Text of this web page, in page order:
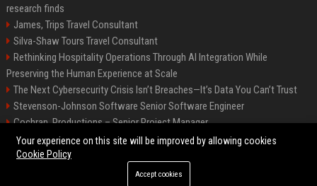
research finds
James, Trips Travel Consultant
Silva-Shaw Tours Travel Consultant
Rethinking Hospitality Operations Through AI Integration While
Preserving the Human Experience at Scale
The Next Cybersecurity Crisis Isn’t Breaches—It’s Data You Can’t Trust
Stevenson-Johnson Software Senior Software Engineer
Cochran, Productions – Senior Project Manager
Green-Peterson Travel Senior Travel Consultant
©2026 Bip San Francisco. All right reserved.
Your experience on this site will be improved by allowing cookies
Cookie Policy
Accept cookies